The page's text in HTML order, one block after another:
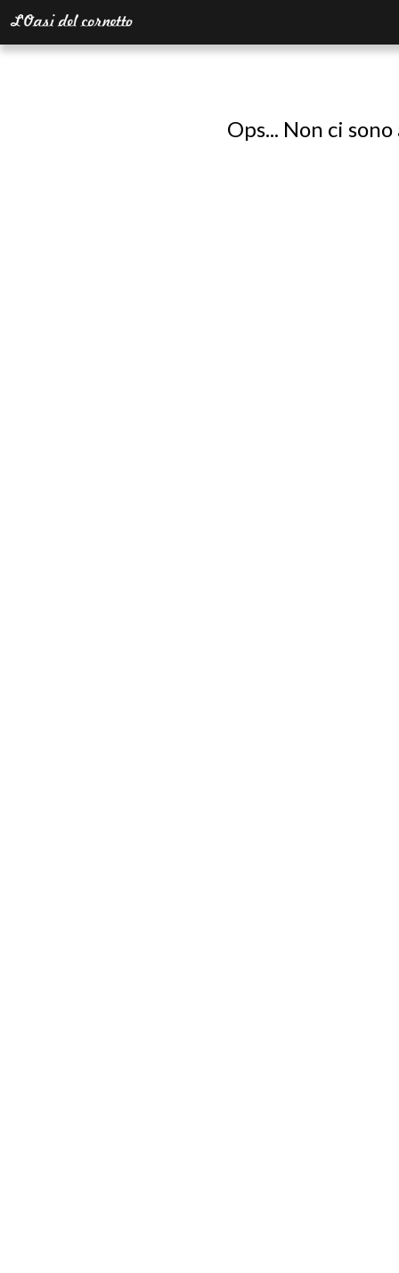
Ops... Non ci